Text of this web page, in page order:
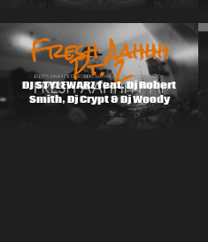
Fresh Aahhh
Pt. 2
DJ STYLEWARZ feat. Dj Robert
Smith, Dj Crypt & Dj Woody